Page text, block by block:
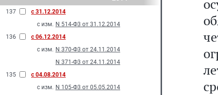
137
с 31.12.2014
с изм. N 514-Ф3 от 31.12.2014
136
с 06.12.2014
с изм. N 370-Ф3 от 24.11.2014
N 371-Ф3 от 24.11.2014
135
с 04.08.2014
с изм. N 105-Ф3 от 05.05.2014